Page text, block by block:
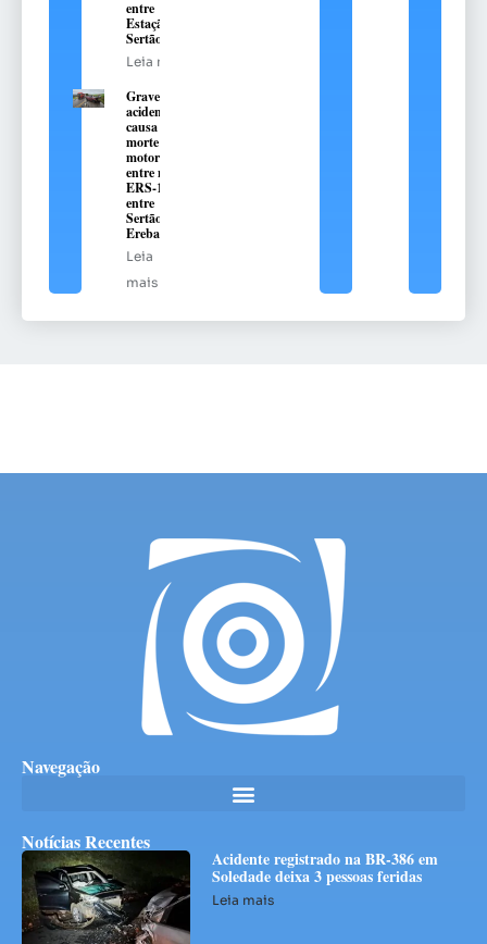
entre
Estação e
Sertão
Leia mais
Grave
acidente
causa
morte de
motorista
entre na
ERS-135,
entre
Sertão e
Erebango
Leia
mais
Navegação
Notícias Recentes
Acidente registrado na BR-386 em
Soledade deixa 3 pessoas feridas
Leia mais